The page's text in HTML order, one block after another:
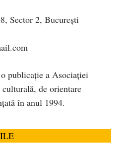
Sector 2, București
publicaţie a Asociaţiei
de orientare
în anul 1994.